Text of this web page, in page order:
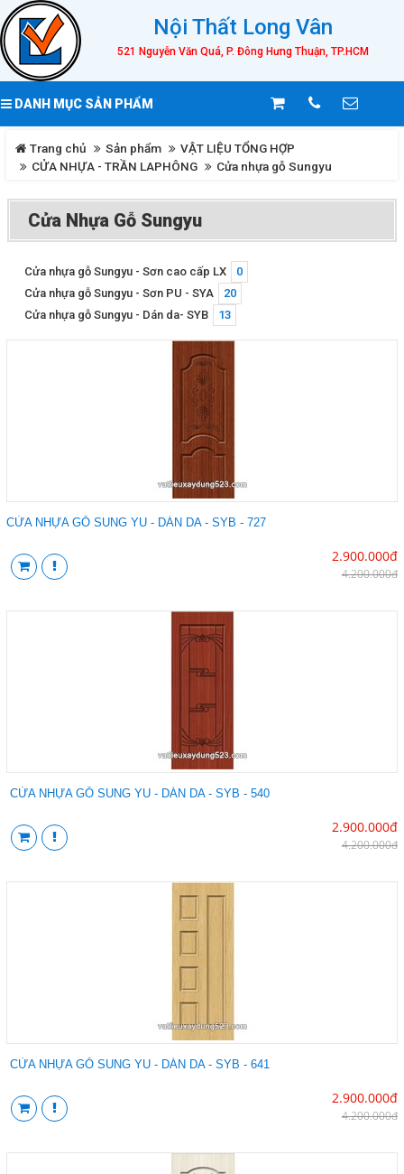
Nội Thất Long Vân
521 Nguyễn Văn Quá, P. Đông Hưng Thuận, TP.HCM
DANH MỤC SẢN PHẨM
Trang chủ Sản phẩm
VẬT LIỆU TỔNG HỢP
CỬA NHỰA - TRẦN LAPHÔNG
Cửa nhựa gỗ Sungyu
Cửa Nhựa Gỗ Sungyu
Cửa nhựa gỗ Sungyu - Sơn cao cấp LX
0
Cửa nhựa gỗ Sungyu - Sơn PU - SYA
20
Cửa nhựa gỗ Sungyu - Dán da- SYB
13
CỬA NHỰA GỖ SUNG YU - DÁN DA - SYB - 727
2.900.000đ
4.200.000đ
CỬA NHỰA GỖ SUNG YU - DÁN DA - SYB - 540
2.900.000đ
4.200.000đ
CỬA NHỰA GỖ SUNG YU - DÁN DA - SYB - 641
2.900.000đ
4.200.000đ